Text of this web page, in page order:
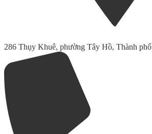
286 Thụy Khuê, phường Tây Hồ, Thành